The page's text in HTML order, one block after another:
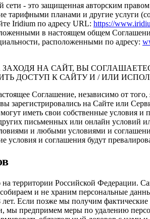
- это защищенная авторским
тарифными планами и другие услуги
Iridium по адресу URL: https://
в настоящем общем
расположенными по адресу:
НА САЙТ, ВЫ
ДОСТУП К САЙТУ И / ИЛИ
Соглашение, независимо от того,
вы зарегистрировались на Сайте или
иметь свои собственные условия
письменных или онлайн условий
и любыми условиями и
условия и соглашения будут
территории Российской Федерации.
и не храним персональные
Если позже мы получим фактические
мы предпримем меры по удалению